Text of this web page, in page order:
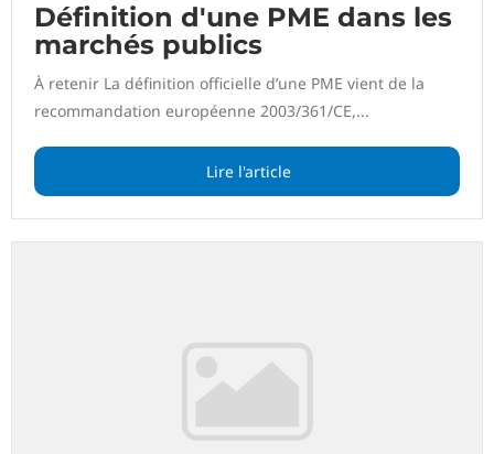
Définition d'une PME dans les
marchés publics
À retenir La définition officielle d’une PME vient de la
recommandation européenne 2003/361/CE,...
Lire l'article